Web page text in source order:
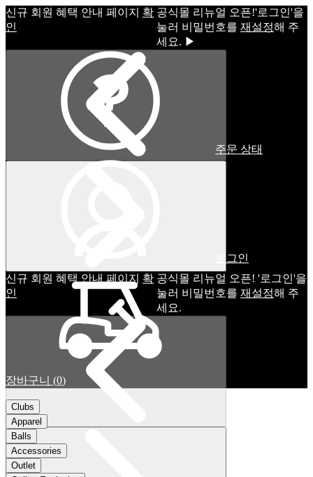
신규 회원 혜택 안내 페이지 확
인
공식몰 리뉴얼 오픈!ㅤ'로그인'을
눌러 비밀번호를 재설정해 주
세요. ▶
신규 회원 혜택 안내 페이지 확
인
공식몰 리뉴얼 오픈! '로그인'을
눌러 비밀번호를 재설정해 주
세요.
주문 상태
로그인
장바구니 (0)
Clubs
Apparel
Balls
Accessories
Outlet